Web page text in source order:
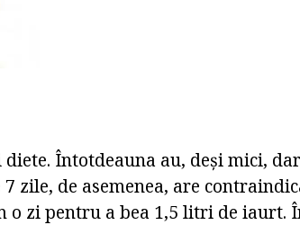
Întotdeauna au, deși mici,
zile, de asemenea, are
o zi pentru a bea 1,5 litri de iaurt.